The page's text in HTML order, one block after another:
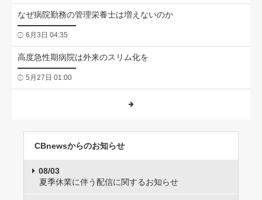
なぜ病院勤務の管理栄養士は増えないのか
6月3日 04:35
高度急性期病院は外来のスリム化を
5月27日 01:00
CBnewsからのお知らせ
08/03
夏季休業に伴う配信に関するお知らせ